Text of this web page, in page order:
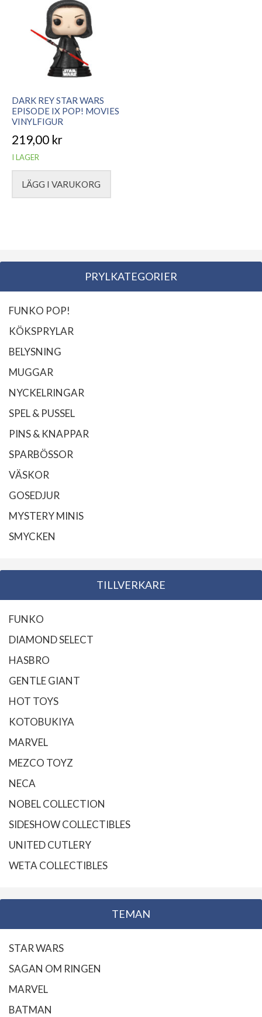
DARK REY STAR WARS
EPISODE IX POP! MOVIES
VINYLFIGUR
219,00 kr
I LAGER
LÄGG I VARUKORG
PRYLKATEGORIER
FUNKO POP!
KÖKSPRYLAR
BELYSNING
MUGGAR
NYCKELRINGAR
SPEL & PUSSEL
PINS & KNAPPAR
SPARBÖSSOR
VÄSKOR
GOSEDJUR
MYSTERY MINIS
SMYCKEN
TILLVERKARE
FUNKO
DIAMOND SELECT
HASBRO
GENTLE GIANT
HOT TOYS
KOTOBUKIYA
MARVEL
MEZCO TOYZ
NECA
NOBEL COLLECTION
SIDESHOW COLLECTIBLES
UNITED CUTLERY
WETA COLLECTIBLES
TEMAN
STAR WARS
SAGAN OM RINGEN
MARVEL
BATMAN